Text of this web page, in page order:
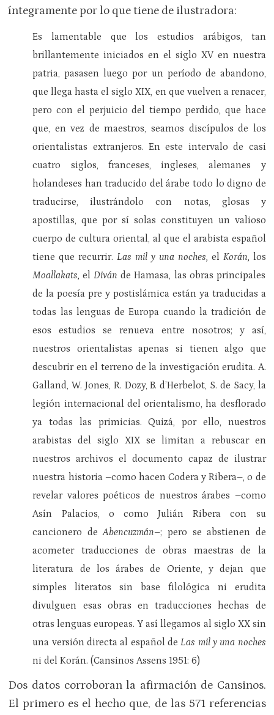
íntegramente por lo que tiene de ilustradora:
Es lamentable que los estudios arábigos, tan
brillantemente iniciados en el siglo XV en nuestra
patria, pasasen luego por un período de abandono,
que llega hasta el siglo XIX, en que vuelven a renacer,
pero con el perjuicio del tiempo perdido, que hace
que, en vez de maestros, seamos discípulos de los
orientalistas extranjeros. En este intervalo de casi
cuatro siglos, franceses, ingleses, alemanes y
holandeses han traducido del árabe todo lo digno de
traducirse, ilustrándolo con notas, glosas y
apostillas, que por sí solas constituyen un valioso
cuerpo de cultura oriental, al que el arabista español
tiene que recurrir.Las mil y una noches, el Korán, los
Moallakats,elDiván de Hamasa, las obras principales
de la poesía pre y postislámica están ya traducidas a
todas las lenguas de Europa cuando la tradición de
esos estudios se renueva entre nosotros; y así,
nuestros orientalistas apenas si tienen algo que
descubrir en el terreno de la investigación erudita. A.
Galland, W. Jones, R. Dozy, B. d’Herbelot, S. de Sacy, la
legión internacional del orientalismo, ha desflorado
ya todas las primicias. Quizá, por ello, nuestros
arabistas del siglo XIX se limitan a rebuscar en
nuestros archivos el documento capaz de ilustrar
nuestra historia –como hacen Codera y Ribera–, o de
revelar valores poéticos de nuestros árabes –como
Asín Palacios, o como Julián Ribera con su
cancionero deAbencuzmán–; pero se abstienen de
acometer traducciones de obras maestras de la
literatura de los árabes de Oriente, y dejan que
simples literatos sin base filológica ni erudita
divulguen esas obras en traducciones hechas de
otras lenguas europeas. Y así llegamos al siglo XX sin
una versión directa al español deLas mil y una noches
ni del Korán. (Cansinos Assens 1951: 6)
Dos datos corroboran la afirmación de Cansinos.
El primero es el hecho que, de las 571 referencias